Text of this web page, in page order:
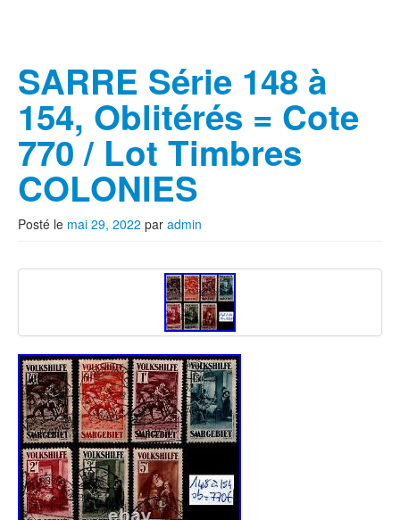
SARRE Série 148 à
154, Oblitérés = Cote
770 / Lot Timbres
COLONIES
Posté le mai 29, 2022 par admin